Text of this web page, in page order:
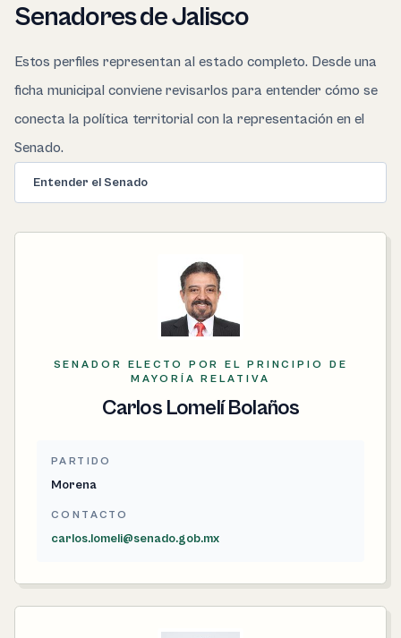
Senadores de Jalisco
Estos perfiles representan al estado completo. Desde una
ficha municipal conviene revisarlos para entender cómo se
conecta la política territorial con la representación en el
Senado.
Entender el Senado
SENADOR ELECTO POR EL PRINCIPIO DE
MAYORÍA RELATIVA
Carlos Lomelí Bolaños
PARTIDO
Morena
CONTACTO
carlos.lomeli@senado.gob.mx